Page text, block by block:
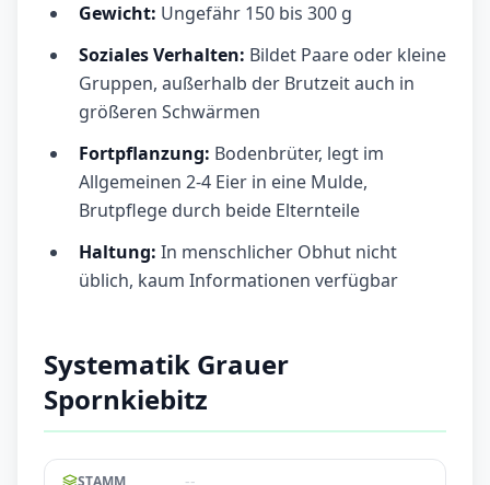
Gewicht: Ungefähr 150 bis 300 g
Soziales Verhalten: Bildet Paare oder kleine
Gruppen, außerhalb der Brutzeit auch in
größeren Schwärmen
Fortpflanzung: Bodenbrüter, legt im
Allgemeinen 2-4 Eier in eine Mulde,
Brutpflege durch beide Elternteile
Haltung: In menschlicher Obhut nicht
üblich, kaum Informationen verfügbar
Systematik Grauer
Spornkiebitz